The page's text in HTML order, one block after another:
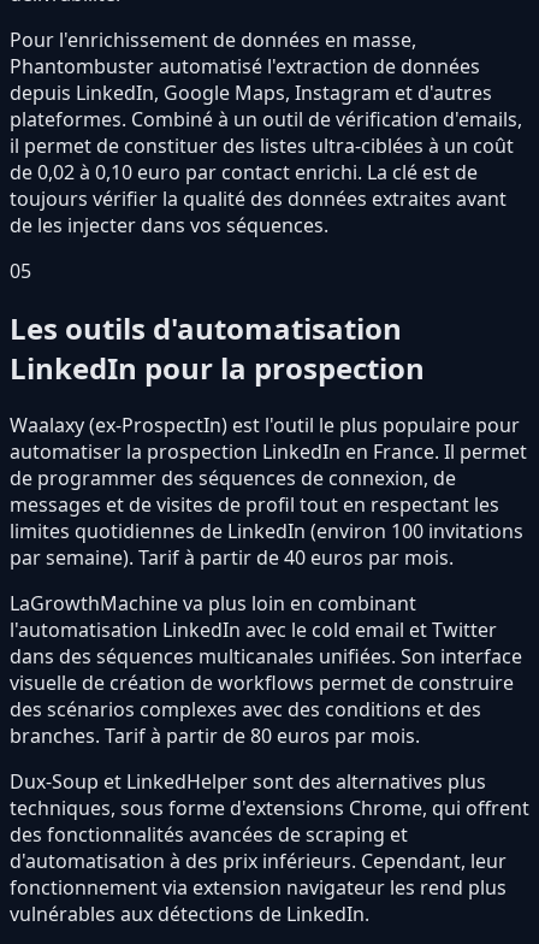
Pour l'enrichissement de données en masse,
Phantombuster automatisé l'extraction de données
depuis LinkedIn, Google Maps, Instagram et d'autres
plateformes. Combiné à un outil de vérification d'emails,
il permet de constituer des listes ultra-ciblées à un coût
de 0,02 à 0,10 euro par contact enrichi. La clé est de
toujours vérifier la qualité des données extraites avant
de les injecter dans vos séquences.
05
Les outils d'automatisation
LinkedIn pour la prospection
Waalaxy (ex-ProspectIn) est l'outil le plus populaire pour
automatiser la prospection LinkedIn en France. Il permet
de programmer des séquences de connexion, de
messages et de visites de profil tout en respectant les
limites quotidiennes de LinkedIn (environ 100 invitations
par semaine). Tarif à partir de 40 euros par mois.
LaGrowthMachine va plus loin en combinant
l'automatisation LinkedIn avec le cold email et Twitter
dans des séquences multicanales unifiées. Son interface
visuelle de création de workflows permet de construire
des scénarios complexes avec des conditions et des
branches. Tarif à partir de 80 euros par mois.
Dux-Soup et LinkedHelper sont des alternatives plus
techniques, sous forme d'extensions Chrome, qui offrent
des fonctionnalités avancées de scraping et
d'automatisation à des prix inférieurs. Cependant, leur
fonctionnement via extension navigateur les rend plus
vulnérables aux détections de LinkedIn.